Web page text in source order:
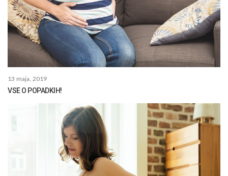
13 maja, 2019
VSE O POPADKIH!